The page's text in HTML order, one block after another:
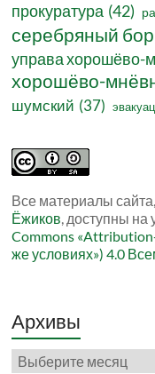
прокуратура (42)
серебряный бор
управа хорошёво-
хорошёво-
шумский (37)
Все материалы
Ёжиков, доступны на
Commons
же условиях») 4.0
Архивы
Архивы